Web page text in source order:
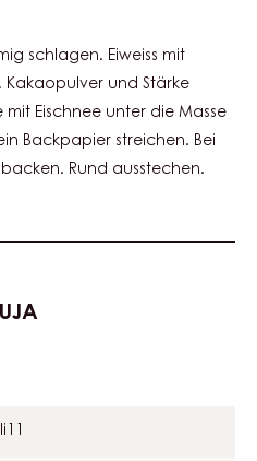
schlagen. Eiweiss mit
Kakaopulver und Stärke
Eischnee unter die Masse
Backpapier streichen. Bei
backen. Rund ausstechen.